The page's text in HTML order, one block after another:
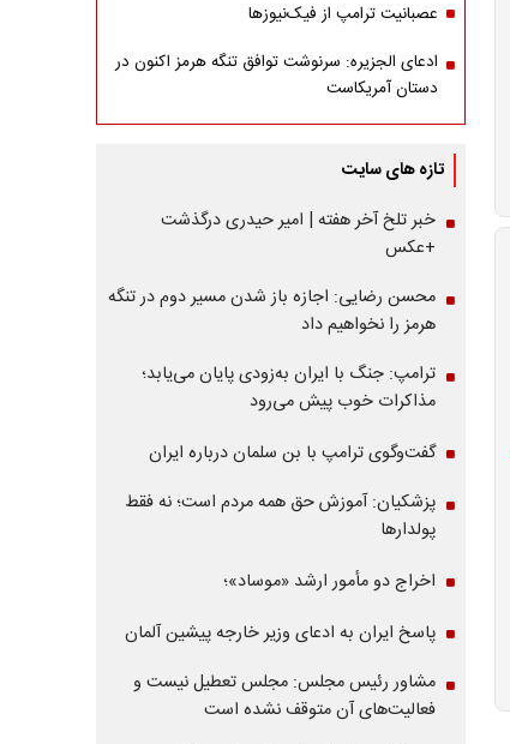
عصبانیت ترامپ از فیک‌نیوزها
ادعای الجزیره: سرنوشت توافق تنگه هرمز اکنون در
دستان آمریکاست
تازه های سایت
خبر تلخ آخر هفته | امیر حیدری درگذشت
+عکس
محسن رضایی: اجازه باز شدن مسیر دوم در تنگه
هرمز را نخواهیم داد
ترامپ: جنگ با ایران به‌زودی پایان می‌یابد؛
مذاکرات خوب پیش می‌رود
گفت‌وگوی ترامپ با بن سلمان درباره ایران
پزشکیان: آموزش حق همه مردم است؛ نه فقط
پولدارها
اخراج دو مأمور ارشد «موساد»؛
پاسخ ایران به ادعای وزیر خارجه پیشین آلمان
مشاور رئیس مجلس: مجلس تعطیل نیست و
فعالیت‌های آن متوقف نشده است